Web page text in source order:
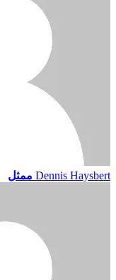
Dennis Haysbert ممثل